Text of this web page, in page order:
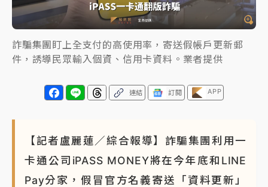
詐騙集團盯上全支付的高使用率，寄送假帳戶更新郵
件，誘導民眾輸入個資、信用卡資料。業者提供
連結 訂閱 APP
【記者盧麗蓮／綜合報導】詐騙集團利用一
卡通公司iPASS MONEY將在今年底和LINE
Pay分家，假冒官方名義寄送「資料更新」